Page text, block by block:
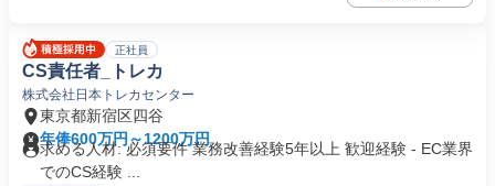
正社員
CS責任者_トレカ
株式会社日本トレカセンター
東京都新宿区四谷
年俸600万円～1200万円
求める人材: 必須要件 業務改善経験5年以上 歓迎経験 - EC業界
でのCS経験 ...